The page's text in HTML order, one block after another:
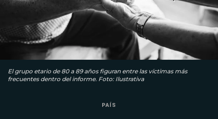
El grupo etario de 80 a 89 años figuran entre las víctimas más
frecuentes dentro del informe. Foto: Ilustrativa
PAÍS